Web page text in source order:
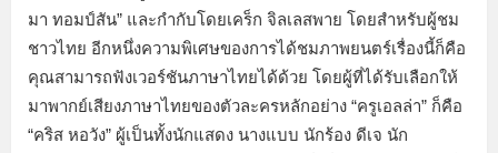
มา ทอมป์สัน” และกำกับโดยเคร็ก จิลเลสพาย โดยสำหรับผู้ชม
ชาวไทย อีกหนึ่งความพิเศษของการได้ชมภาพยนตร์เรื่องนี้ก็คือ
คุณสามารถฟังเวอร์ชันภาษาไทยได้ด้วย โดยผู้ที่ได้รับเลือกให้
มาพากย์เสียงภาษาไทยของตัวละครหลักอย่าง “ครูเอลล่า” ก็คือ
“คริส หอวัง” ผู้เป็นทั้งนักแสดง นางแบบ นักร้อง ดีเจ นัก